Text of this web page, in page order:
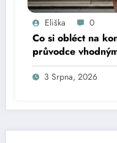
Eliška 0
Co si obléct na
průvodce
3 Srpna, 2026